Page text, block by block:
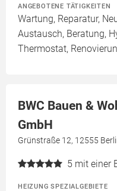
ANGEBOTENE TÄTIGKEITEN
Wartung, Reparatur,
Austausch, Beratung,
Thermostat,
BWC Bauen &
GmbH
Grünstraße 12, 12555
5 mit einer
HEIZUNG SPEZIALGEBIETE